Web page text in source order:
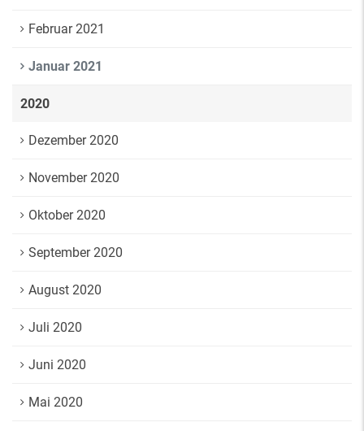
Februar 2021
Januar 2021
2020
Dezember 2020
November 2020
Oktober 2020
September 2020
August 2020
Juli 2020
Juni 2020
Mai 2020